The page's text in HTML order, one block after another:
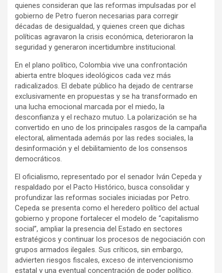
quienes consideran que las reformas impulsadas por el
gobierno de Petro fueron necesarias para corregir
décadas de desigualdad, y quienes creen que dichas
políticas agravaron la crisis económica, deterioraron la
seguridad y generaron incertidumbre institucional.
En el plano político, Colombia vive una confrontación
abierta entre bloques ideológicos cada vez más
radicalizados. El debate público ha dejado de centrarse
exclusivamente en propuestas y se ha transformado en
una lucha emocional marcada por el miedo, la
desconfianza y el rechazo mutuo. La polarización se ha
convertido en uno de los principales rasgos de la campaña
electoral, alimentada además por las redes sociales, la
desinformación y el debilitamiento de los consensos
democráticos.
El oficialismo, representado por el senador Iván Cepeda y
respaldado por el Pacto Histórico, busca consolidar y
profundizar las reformas sociales iniciadas por Petro.
Cepeda se presenta como el heredero político del actual
gobierno y propone fortalecer el modelo de “capitalismo
social”, ampliar la presencia del Estado en sectores
estratégicos y continuar los procesos de negociación con
grupos armados ilegales. Sus críticos, sin embargo,
advierten riesgos fiscales, exceso de intervencionismo
estatal y una eventual concentración de poder político.